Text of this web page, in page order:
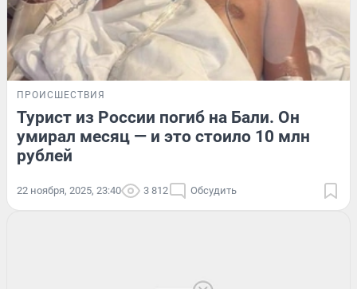
ПРОИСШЕСТВИЯ
Турист из России погиб на Бали. Он
умирал месяц — и это стоило 10 млн
рублей
22 ноября, 2025, 23:40 3 812 Обсудить